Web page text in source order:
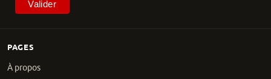
PAGES
À propos